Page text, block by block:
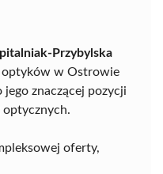
Przybylska
optyków w Ostrowie
znaczącej pozycji
optycznych.
oferty,